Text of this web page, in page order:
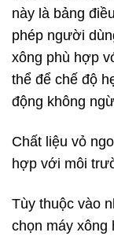
này là bảng
phép người
xông phù hợp
thể để chế độ
động không
Chất liệu vỏ
hợp với môi
Tùy thuộc vào
chọn máy